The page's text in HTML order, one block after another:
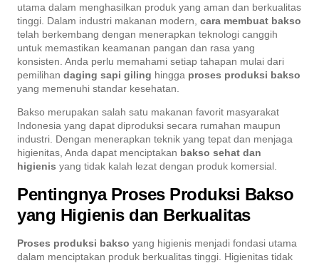
utama dalam menghasilkan produk yang aman dan berkualitas
tinggi. Dalam industri makanan modern, cara membuat bakso
telah berkembang dengan menerapkan teknologi canggih
untuk memastikan keamanan pangan dan rasa yang
konsisten. Anda perlu memahami setiap tahapan mulai dari
pemilihan daging sapi giling hingga proses produksi bakso
yang memenuhi standar kesehatan.
Bakso merupakan salah satu makanan favorit masyarakat
Indonesia yang dapat diproduksi secara rumahan maupun
industri. Dengan menerapkan teknik yang tepat dan menjaga
higienitas, Anda dapat menciptakan bakso sehat dan
higienis yang tidak kalah lezat dengan produk komersial.
Pentingnya Proses Produksi Bakso
yang Higienis dan Berkualitas
Proses produksi bakso yang higienis menjadi fondasi utama
dalam menciptakan produk berkualitas tinggi. Higienitas tidak